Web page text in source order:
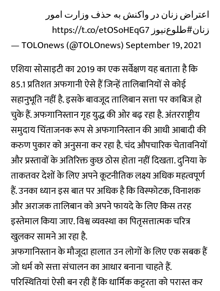
اعتراض زنان در واکنش به حذف وزارت امور
زنان#طلوع‌نیوزhttps://t.co/etOSoHEqG7
— TOLOnews (@TOLOnews)September 19, 2021
एशिया सोसाइटी का 2019 का एक सर्वेक्षण यह बताता है कि
85.1 प्रतिशत अफगानी ऐसे हैं जिन्हें तालिबानियों से कोई
सहानुभूति नहीं है. इसके बावजूद तालिबान सत्ता पर काबिज हो
चुके हैं. अफगानिस्तान गृह युद्ध की ओर बढ़ रहा है. अंतरराष्ट्रीय
समुदाय चिंताजनक रूप से अफगानिस्तान की आधी आबादी की
करुण पुकार को अनुसना कर रहा है. चंद औपचारिक चेतावनियों
और प्रस्तावों के अतिरिक्त कुछ ठोस होता नहीं दिखता. दुनिया के
ताकतवर देशों के लिए अपने कूटनीतिक लक्ष्य अधिक महत्वपूर्ण
हैं. उनका ध्यान इस बात पर अधिक है कि विस्फोटक, विनाशक
और अराजक तालिबान को अपने फायदे के लिए किस तरह
इस्तेमाल किया जाए. विश्व व्यवस्था का पितृसत्तात्मक चरित्र
खुलकर सामने आ रहा है.
अफगानिस्तान के मौजूदा हालात उन लोगों के लिए एक सबक हैं
जो धर्म को सत्ता संचालन का आधार बनाना चाहते हैं.
परिस्थितियां ऐसी बन रही हैं कि धार्मिक कट्टरता को परास्त कर